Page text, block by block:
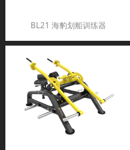
BL21 海豹划船训练器